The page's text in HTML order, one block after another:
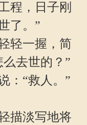
程，日子刚
了。”
轻一握，简
去世的？”
：“救人。”
描淡写地将